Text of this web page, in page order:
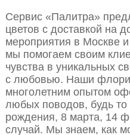
Сервис «Палитра»
цветов с доставкой на
мероприятия в Москве
мы помогаем своим
чувства в уникальных
с любовью. Наши
многолетним опытом
любых поводов, будь
рождения, 8 марта, 14
случай. Мы знаем, как